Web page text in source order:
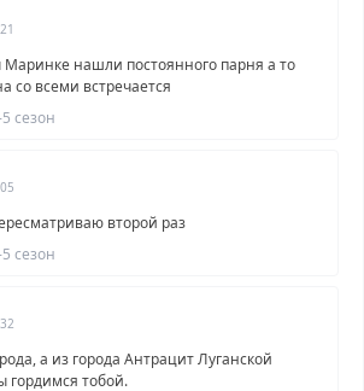
Маринке нашли постоянного парня а то
со всеми встречается
сезон
второй раз
сезон
а из города Антрацит Луганской
гордимся тобой.